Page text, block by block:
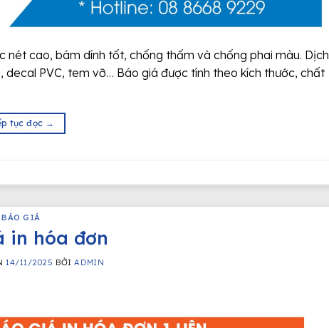
nét cao, bám dính tốt, chống thấm và chống phai màu. Dịch
PVC, tem vỡ… Báo giá được tính theo kích thước, chất
tục đọc →
BÁO GIÁ
in hóa đơn
14/11/2025 BỞIADMIN